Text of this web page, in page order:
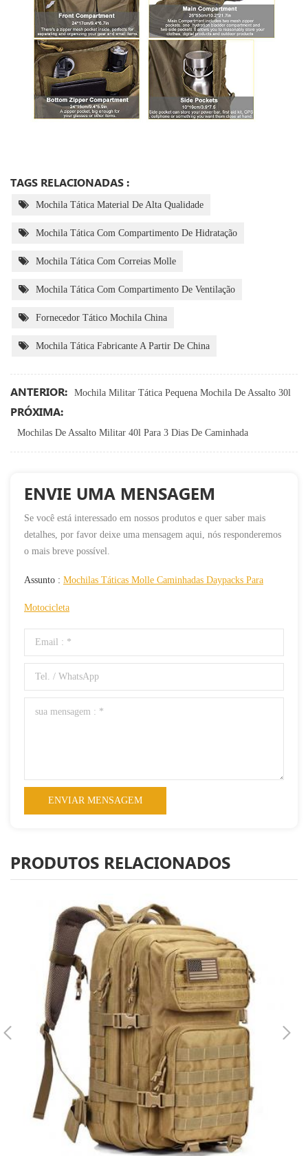
TAGS RELACIONADAS :
Mochila Tática Material De Alta Qualidade
Mochila Tática Com Compartimento De Hidratação
Mochila Tática Com Correias Molle
Mochila Tática Com Compartimento De Ventilação
Fornecedor Tático Mochila China
Mochila Tática Fabricante A Partir De China
ANTERIOR: Mochila Militar Tática Pequena Mochila De Assalto 30l
PRÓXIMA:
Mochilas De Assalto Militar 40l Para 3 Dias De Caminhada
ENVIE UMA MENSAGEM
Se você está interessado em nossos produtos e quer saber mais
detalhes, por favor deixe uma mensagem aqui, nós responderemos
o mais breve possível.
Assunto : Mochilas Táticas Molle Caminhadas Daypacks Para
Motocicleta
PRODUTOS RELACIONADOS